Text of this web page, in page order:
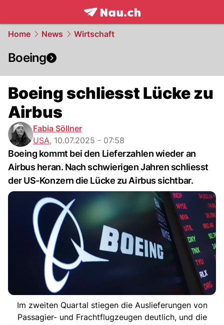
frontpage.NAU.ch
Home News Wirtschaft
Boeing
Boeing schliesst Lücke zu
Airbus
Fabia Söllner
USA, 10.07.2025 - 07:58
Boeing kommt bei den Lieferzahlen wieder an
Airbus heran. Nach schwierigen Jahren schliesst
der US-Konzern die Lücke zu Airbus sichtbar.
Im zweiten Quartal stiegen die Auslieferungen von
Passagier- und Frachtflugzeugen deutlich, und die